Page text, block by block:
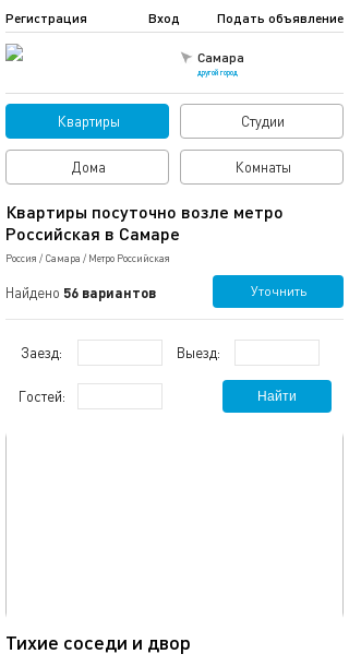
Самара
другой город
Подать объявление
Регистрация Вход
Квартиры Студии
Дома Комнаты
Квартиры посуточно возле метро
Российская в Самаре
Россия / Самара / Метро Российская
Найдено 56 вариантов Уточнить
Заезд: Выезд:
Гостей: Найти
Тихие соседи и двор